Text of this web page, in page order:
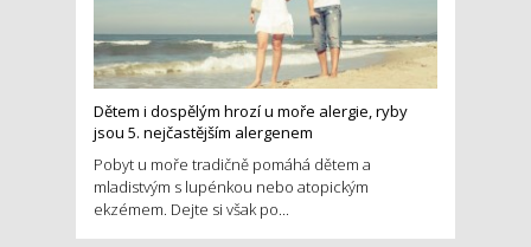
Dětem i dospělým hrozí u moře alergie, ryby
jsou 5. nejčastějším alergenem
Pobyt u moře tradičně pomáhá dětem a
mladistvým s lupénkou nebo atopickým
ekzémem. Dejte si však po...